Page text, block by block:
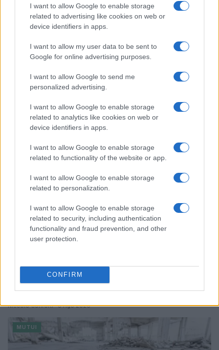
I want to allow Google to enable storage
related to advertising like cookies on web or
device identifiers in apps.
I want to allow my user data to be sent to
Google for online advertising purposes.
I want to allow Google to send me
personalized advertising.
I want to allow Google to enable storage
related to analytics like cookies on web or
device identifiers in apps.
I want to allow Google to enable storage
related to functionality of the website or app.
I want to allow Google to enable storage
related to personalization.
I want to allow Google to enable storage
related to security, including authentication
functionality and fraud prevention, and other
user protection.
CONFIRM
Continua a leggere
MUTUI
Mutui agevolati in Sicilia: requisiti e condizioni per
Niccolò Conforti · 8 Ago 2026
MUTUI